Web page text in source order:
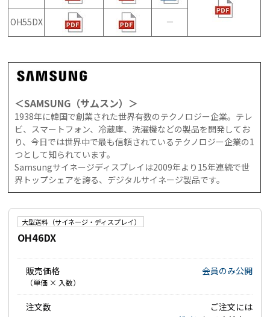
OH55DX －
＜SAMSUNG（サムスン）＞
1938年に韓国で創業された世界有数のテクノロジー企業。テレ
ビ、スマートフォン、冷蔵庫、洗濯機などの製品を開発してお
り、今日では世界中で最も信頼されているテクノロジー企業の1
つとして知られています。
Samsungサイネージディスプレイは2009年より15年連続で世
界トップシェアを誇る、デジタルサイネージ製品です。
大型送料（サイネージ・ディスプレイ）
OH46DX
販売価格
（単価 × 入数）
会員のみ公開
注文数
ご注文には